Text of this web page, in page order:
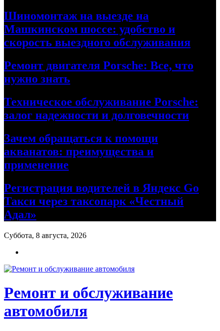
Шиномонтаж на выезде на
Машкинском шоссе: удобство и
скорость выездного обслуживания
Ремонт двигателя Porsche: Все, что
нужно знать
Техническое обслуживание Porsche:
залог надежности и долговечности
Зачем обращаться к помощи
акванатов: преимущества и
применение
Регистрация водителей в Яндекс Go
Такси через таксопарк «Честный
Адал»
Суббота, 8 августа, 2026
Ремонт и обслуживание
автомобиля